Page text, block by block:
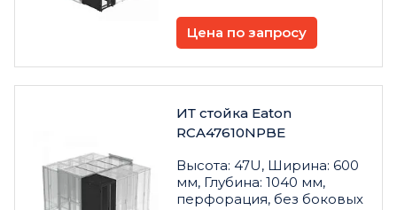
Цена по запросу
ИТ стойка Eaton
RCA47610NPBE
Высота: 47U, Ширина: 600
мм, Глубина: 1040 мм,
перфорация, без боковых